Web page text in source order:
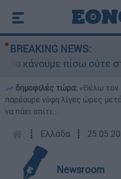
BREAKING NEWS:
κάνουμε πίσω ούτε στον
δημοφιλές τώρα: «Θέλω τον
παρέσυρε νύφη λίγες ώρες
να πάει σπίτι...
┋ Ελλάδα ┋
Newsroom